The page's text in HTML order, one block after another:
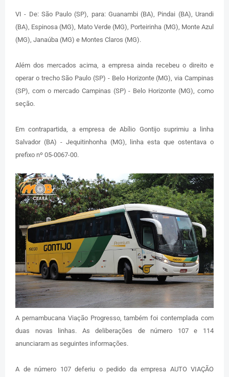
VI - De: São Paulo (SP), para: Guanambi (BA), Pindai (BA), Urandi
(BA), Espinosa (MG), Mato Verde (MG), Porteirinha (MG), Monte Azul
(MG), Janaúba (MG) e Montes Claros (MG).
Além dos mercados acima, a empresa ainda recebeu o direito e
operar o trecho São Paulo (SP) - Belo Horizonte (MG), via Campinas
(SP), com o mercado Campinas (SP) - Belo Horizonte (MG), como
seção.
Em contrapartida, a empresa de Abílio Gontijo suprimiu a linha
Salvador (BA) - Jequitinhonha (MG), linha esta que ostentava o
prefixo nº 05-0067-00.
A pernambucana Viação Progresso, também foi contemplada com
duas novas linhas. As deliberações de número 107 e 114
anunciaram as seguintes informações.
A de número 107 deferiu o pedido da empresa AUTO VIAÇÃO